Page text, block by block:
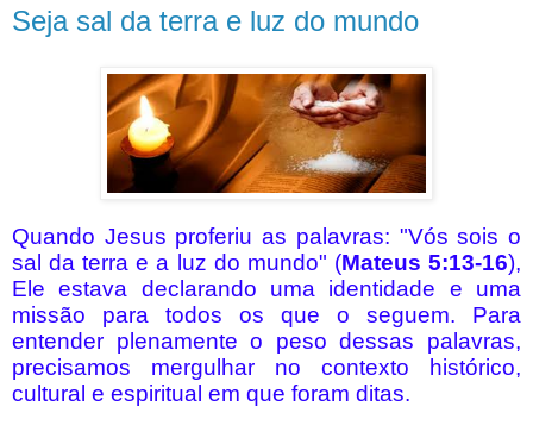
Seja sal da terra e luz do mundo
Quando Jesus proferiu as palavras: "Vós sois o
sal da terra e a luz do mundo" (Mateus 5:13-16),
Ele estava declarando uma identidade e uma
missão para todos os que o seguem. Para
entender plenamente o peso dessas palavras,
precisamos mergulhar no contexto histórico,
cultural e espiritual em que foram ditas.